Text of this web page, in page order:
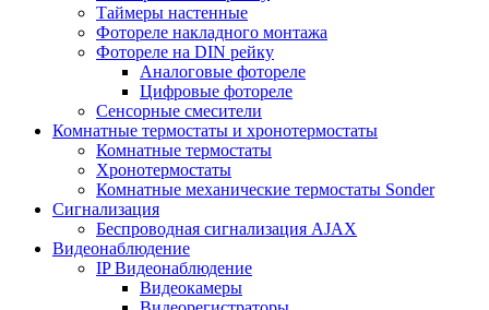
Таймеры настенные
Фотореле накладного монтажа
Фотореле на DIN рейку
Аналоговые фотореле
Цифровые фотореле
Сенсорные смесители
Комнатные термостаты и хронотермостаты
Комнатные термостаты
Хронотермостаты
Комнатные механические термостаты Sonder
Сигнализация
Беспроводная сигнализация AJAX
Видеонаблюдение
IP Видеонаблюдение
Видеокамеры